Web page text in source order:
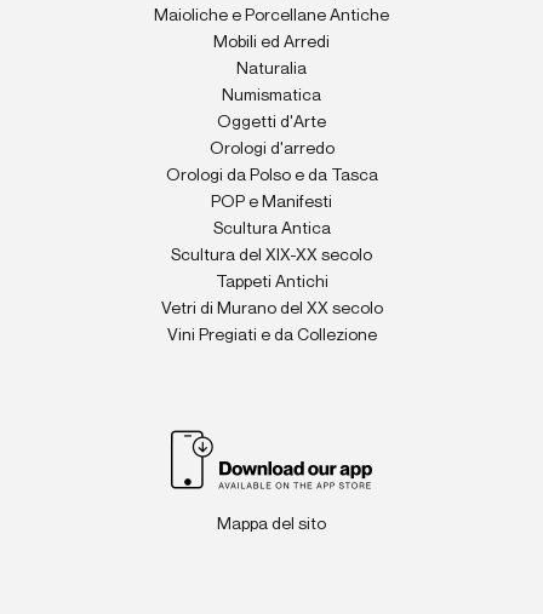
Maioliche e Porcellane Antiche
Mobili ed Arredi
Naturalia
Numismatica
Oggetti d'Arte
Orologi d'arredo
Orologi da Polso e da Tasca
POP e Manifesti
Scultura Antica
Scultura del XIX-XX secolo
Tappeti Antichi
Vetri di Murano del XX secolo
Vini Pregiati e da Collezione
Mappa del sito